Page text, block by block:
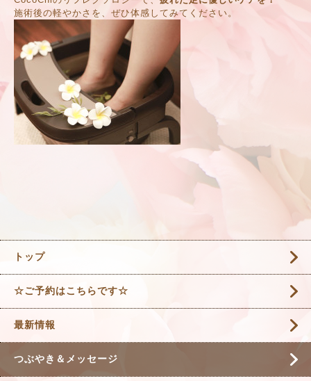
施術後の軽やかさを、ぜひ体感してみてください。
トップ
☆ご予約はこちらです☆
最新情報
つぶやき＆メッセージ